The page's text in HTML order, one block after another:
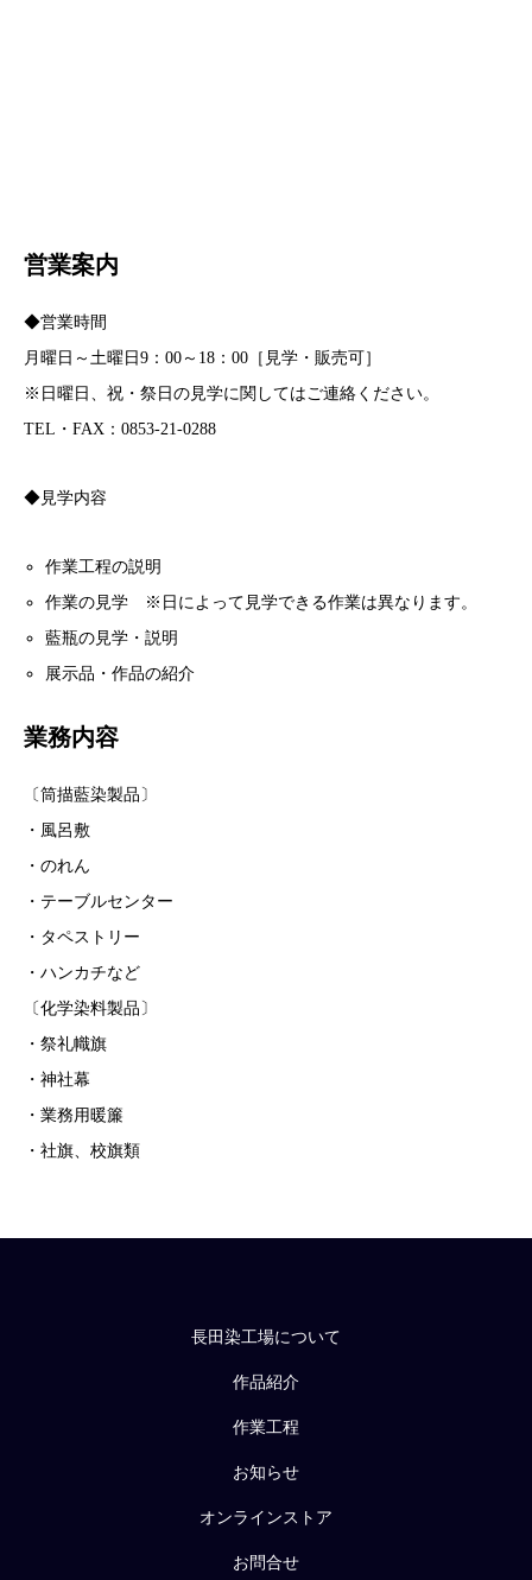
営業案内
◆営業時間
月曜日～土曜日9：00～18：00［見学・販売可］
※日曜日、祝・祭日の見学に関してはご連絡ください。
TEL・FAX：0853-21-0288
◆見学内容
作業工程の説明
作業の見学 ※日によって見学できる作業は異なります。
藍瓶の見学・説明
展示品・作品の紹介
業務内容
〔筒描藍染製品〕
・風呂敷
・のれん
・テーブルセンター
・タペストリー
・ハンカチなど
〔化学染料製品〕
・祭礼幟旗
・神社幕
・業務用暖簾
・社旗、校旗類
長田染工場について
作品紹介
作業工程
お知らせ
オンラインストア
お問合せ